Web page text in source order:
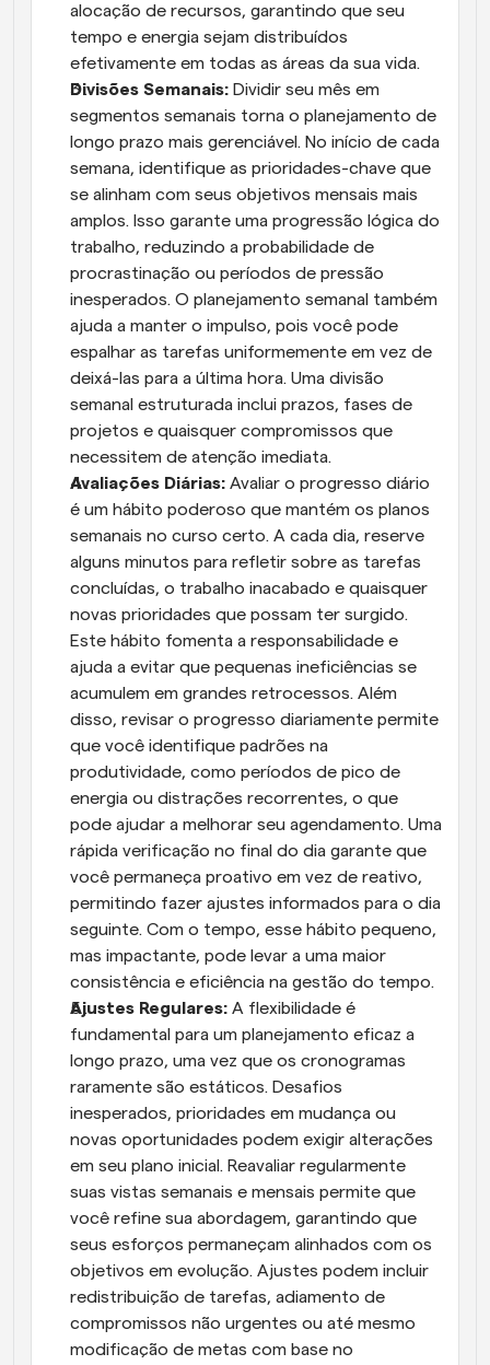
alocação de recursos, garantindo que seu
tempo e energia sejam distribuídos
efetivamente em todas as áreas da sua vida.
Divisões Semanais: Dividir seu mês em
segmentos semanais torna o planejamento de
longo prazo mais gerenciável. No início de cada
semana, identifique as prioridades-chave que
se alinham com seus objetivos mensais mais
amplos. Isso garante uma progressão lógica do
trabalho, reduzindo a probabilidade de
procrastinação ou períodos de pressão
inesperados. O planejamento semanal também
ajuda a manter o impulso, pois você pode
espalhar as tarefas uniformemente em vez de
deixá-las para a última hora. Uma divisão
semanal estruturada inclui prazos, fases de
projetos e quaisquer compromissos que
necessitem de atenção imediata.
Avaliações Diárias: Avaliar o progresso diário
é um hábito poderoso que mantém os planos
semanais no curso certo. A cada dia, reserve
alguns minutos para refletir sobre as tarefas
concluídas, o trabalho inacabado e quaisquer
novas prioridades que possam ter surgido.
Este hábito fomenta a responsabilidade e
ajuda a evitar que pequenas ineficiências se
acumulem em grandes retrocessos. Além
disso, revisar o progresso diariamente permite
que você identifique padrões na
produtividade, como períodos de pico de
energia ou distrações recorrentes, o que
pode ajudar a melhorar seu agendamento. Uma
rápida verificação no final do dia garante que
você permaneça proativo em vez de reativo,
permitindo fazer ajustes informados para o dia
seguinte. Com o tempo, esse hábito pequeno,
mas impactante, pode levar a uma maior
consistência e eficiência na gestão do tempo.
Ajustes Regulares: A flexibilidade é
fundamental para um planejamento eficaz a
longo prazo, uma vez que os cronogramas
raramente são estáticos. Desafios
inesperados, prioridades em mudança ou
novas oportunidades podem exigir alterações
em seu plano inicial. Reavaliar regularmente
suas vistas semanais e mensais permite que
você refine sua abordagem, garantindo que
seus esforços permaneçam alinhados com os
objetivos em evolução. Ajustes podem incluir
redistribuição de tarefas, adiamento de
compromissos não urgentes ou até mesmo
modificação de metas com base no